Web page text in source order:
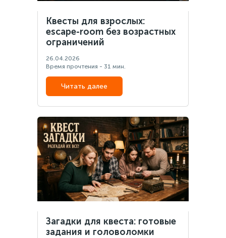
Квесты для взрослых:
escape-room без возрастных
ограничений
26.04.2026
Время прочтения - 31 мин.
Читать далее
Загадки для квеста: готовые
задания и головоломки